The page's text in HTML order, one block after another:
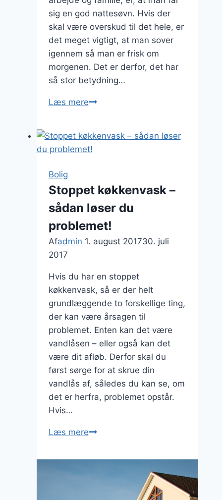
sig en god nattesøvn. Hvis der
skal være overskud til det hele, er
det meget vigtigt, at man sover
igennem så man er frisk om
morgenen. Det er derfor, det har
så stor betydning…
Læs mereFå
nattesøvn
med
seng
Bolig
Stoppet køkkenvask –
sådan løser du
problemet!
Afadmin 1. august 201730. juli
2017
Hvis du har en stoppet
køkkenvask, så er der helt
grundlæggende to forskellige ting,
der kan være årsagen til
problemet. Enten kan det være
vandlåsen – eller også kan det
være dit afløb. Derfor skal du
først sørge for at skrue din
vandlås af, således du kan se, om
det er herfra, problemet opstår.
Hvis…
Læs mereStoppet
–